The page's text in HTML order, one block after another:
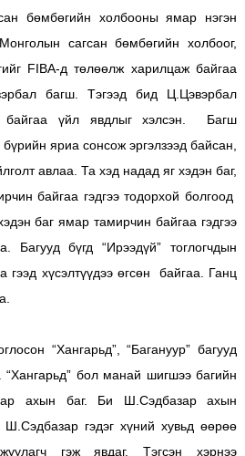
бөмбөгийн холбооны ямар нэгэн
сагсан бөмбөгийн холбоог,
FIBA-д төлөөлж харилцаж байгаа
багш. Тэгээд бид Ц.Цэвэрбал
байгаа үйл явдлыг хэлсэн. Багш
яриа сонсож эргэлзээд байсан,
авлаа. Та хэд надад яг хэдэн баг,
байгаа гэдгээ тодорхой болгоод
баг ямар тамирчин байгаа гэдгээ
Багууд бүгд “Ирээдүй” тоглогчдын
хүсэлтүүдээ өгсөн байгаа. Ганц
“Хангарьд”, “Багануур” багууд
бол манай шигшээ багийн
ахын баг. Би Ш.Сэдбазар ахын
Ш.Сэдбазар гэдэг хүний хувьд өөрөө
гэж явдаг. Тэгсэн хэрнээ